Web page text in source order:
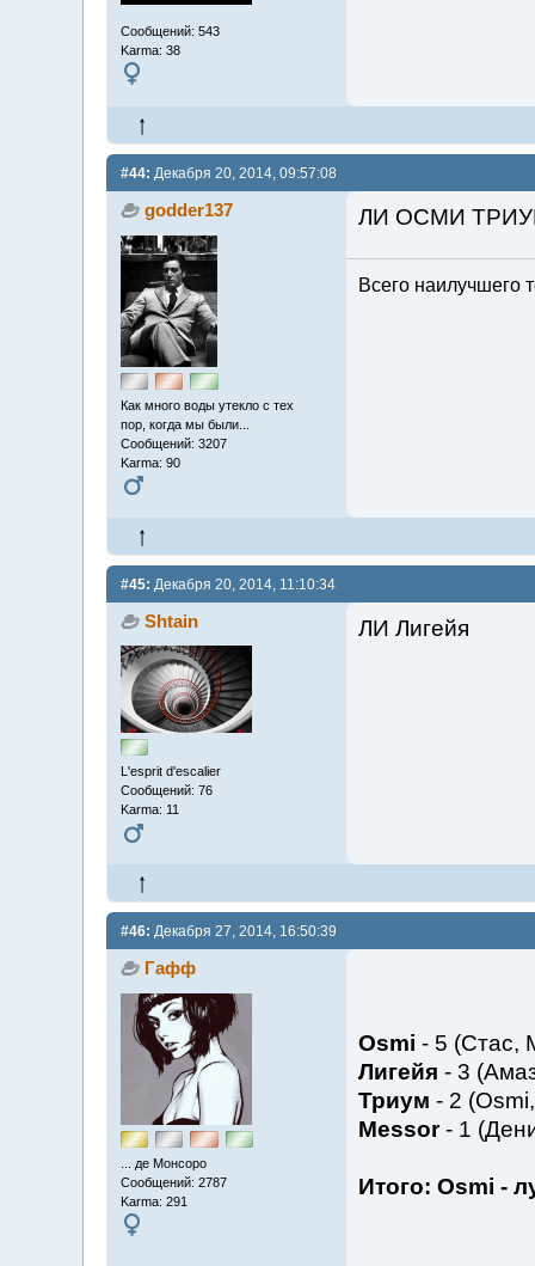
Сообщений: 543
Karma: 38
#44: Декабря 20, 2014, 09:57:08
godder137
Как много воды утекло с тех
пор, когда мы были...
Сообщений: 3207
Karma: 90
ЛИ ОСМИ
Всего наилучшего
#45: Декабря 20, 2014, 11:10:34
Shtain
L'esprit d'escalier
Сообщений: 76
Karma: 11
ЛИ Лигейя
#46: Декабря 27, 2014, 16:50:39
Гафф
... де Монсоро
Сообщений: 2787
Karma: 291
Osmi - 5 (Стас,
Лигейя - 3
Триум - 2
Messor- 1
Итого: Osmi -